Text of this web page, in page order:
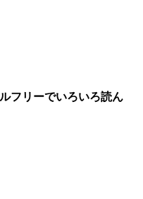
フリーでいろいろ読ん